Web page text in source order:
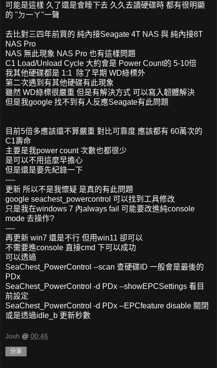
可能是這樣 久了還是會睡下去 久久去讀硬碟時 都有很明顯
的 "ㄉ一ㄚ"一聲
去比對三四年前買的 純內接Seagate 4T NAS 與 純內接8T
NAS Pro
NAS 無此現象 NAS Pro 也有這樣問題
C1 Load/Unload Cycle 大約會是 Power Count的 5-10倍
我其他硬碟都是 1:1 除了早期 WD綠標外
第二次遇到有其他硬碟有此現象
雖然 WD綠標很嚴重 但是有解決方式 可以寫入韌體解決
但是我google 找不到有人反應Seagate有此問題
目前5倍多應該還不算嚴重 對比可靠度 應該都有 60萬次的
C1壽命
主要是我power count 次數也都很少
是可以不用這麼早擔心
但是還是要先紀錄一下
----
更新 所以不是我懷疑 是真的有此問題
google seachest_powercontrol 可以找到工具修改
只是我在windows 7 內always fail 可能要改進純console
mode 去操作?
----
再更新 win7 還是不行 但用win11 卻可以
不需要進console 直接cmd 下可以成功
可以透過
SeaChest_PowerControl --scan 查硬碟ID 一般會是最後的
PDx
SeaChest_PowerControl -d PDx --showEPCSettings 看目
前設定
SeaChest_PowerControl -d PDx --EPCfeature disable 關閉
或是透過idle_b 更新秒數
Josh @ 00:46
分享